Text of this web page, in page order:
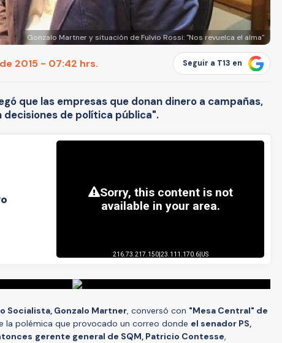
Gonzalo Martner y situación de Fulvio Rossi: "Nos revuelca el alma"
2015 - 07:42 hrs. Seguir a T13 en
que las empresas que donan dinero a campañas,
de política pública".
Socialista, Gonzalo Martner, conversó con "Mesa Central" de
la polémica que provocado un correo donde el senador PS,
gerente general de SQM, Patricio Contesse,